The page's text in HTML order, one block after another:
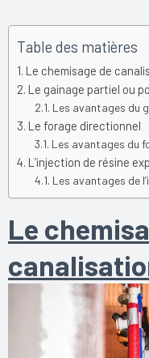
Table des matières
Le chemisage de
Le gainage partiel ou
Les avantages du
Le forage directionnel
Les avantages du
L’injection de résine
Les avantages de
Le